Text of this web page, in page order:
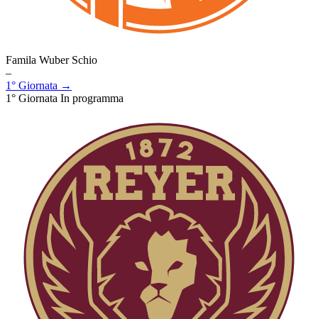
Famila Wuber Schio
–
1° Giornata →
1° Giornata In programma